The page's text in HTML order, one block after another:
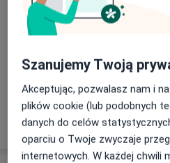
Redermalizacja
W jaki sposób ustalane są
Szanujemy Twoją
Akceptując, pozwalasz nam i
plików cookie (lub podobnych
danych do celów
oparciu o Twoje zwyczaje
internetowych. W każdej chwili